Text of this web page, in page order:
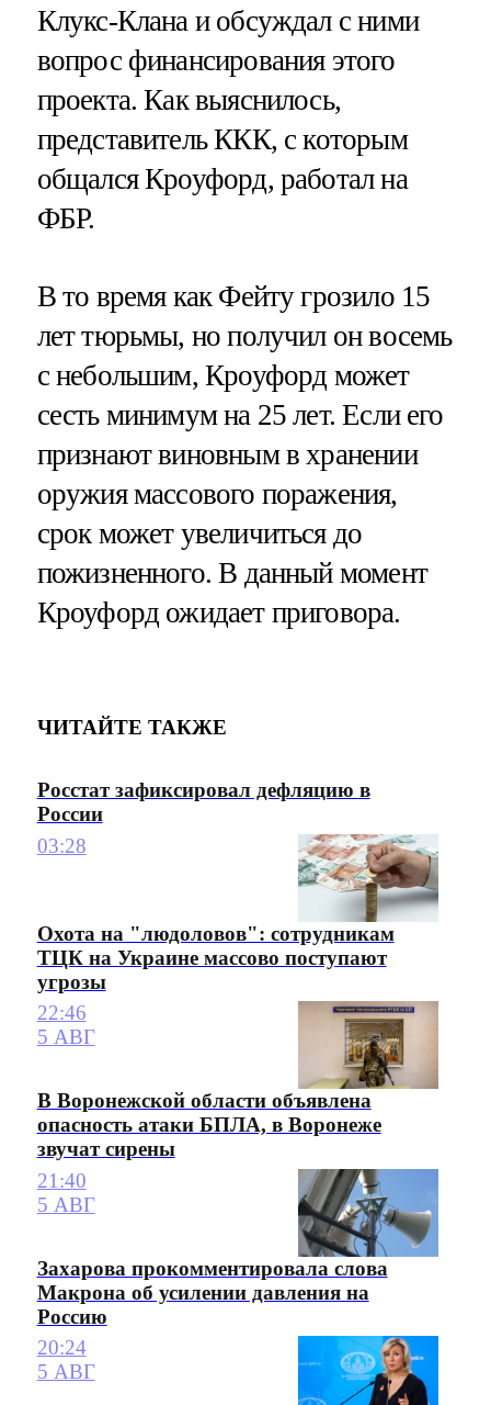
Клукс-Клана и обсуждал с ними
вопрос финансирования этого
проекта. Как выяснилось,
представитель ККК, с которым
общался Кроуфорд, работал на
ФБР.
В то время как Фейту грозило 15
лет тюрьмы, но получил он восемь
с небольшим, Кроуфорд может
сесть минимум на 25 лет. Если его
признают виновным в хранении
оружия массового поражения,
срок может увеличиться до
пожизненного. В данный момент
Кроуфорд ожидает приговора.
ЧИТАЙТЕ ТАКЖЕ
Росстат зафиксировал дефляцию в
России
03:28
Охота на "людоловов": сотрудникам
ТЦК на Украине массово поступают
угрозы
22:46
5 АВГ
В Воронежской области объявлена
опасность атаки БПЛА, в Воронеже
звучат сирены
21:40
5 АВГ
Захарова прокомментировала слова
Макрона об усилении давления на
Россию
20:24
5 АВГ